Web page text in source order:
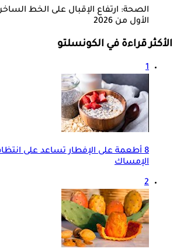
الأول من 2026
الأكثر قراءة في الكونسلتو
1
8 أطعمة على الإفطار تساعد على
الإمساك
2